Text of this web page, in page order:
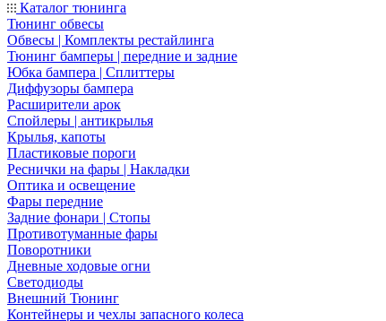
Каталог тюнинга
Тюнинг обвесы
Обвесы | Комплекты рестайлинга
Тюнинг бамперы | передние и задние
Юбка бампера | Сплиттеры
Диффузоры бампера
Расширители арок
Спойлеры | антикрылья
Крылья, капоты
Пластиковые пороги
Реснички на фары | Накладки
Оптика и освещение
Фары передние
Задние фонари | Стопы
Противотуманные фары
Поворотники
Дневные ходовые огни
Светодиоды
Внешний Тюнинг
Контейнеры и чехлы запасного колеса